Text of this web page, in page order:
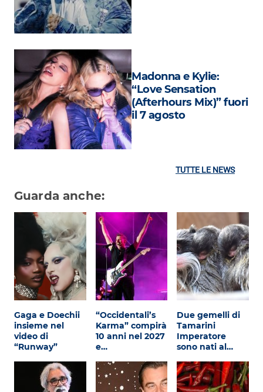
Madonna e Kylie:
“Love Sensation
(Afterhours Mix)” fuori
il 7 agosto
TUTTE LE NEWS
Guarda anche:
Gaga e Doechii
insieme nel
video di
“Runway”
“Occidentali’s
Karma” compirà
10 anni nel 2027
e…
Due gemelli di
Tamarini
Imperatore
sono nati al…